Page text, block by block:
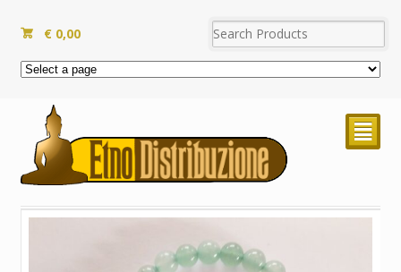
€ 0,00
²